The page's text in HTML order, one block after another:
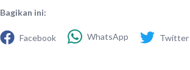
Bagikan ini:
Facebook WhatsApp Twitter